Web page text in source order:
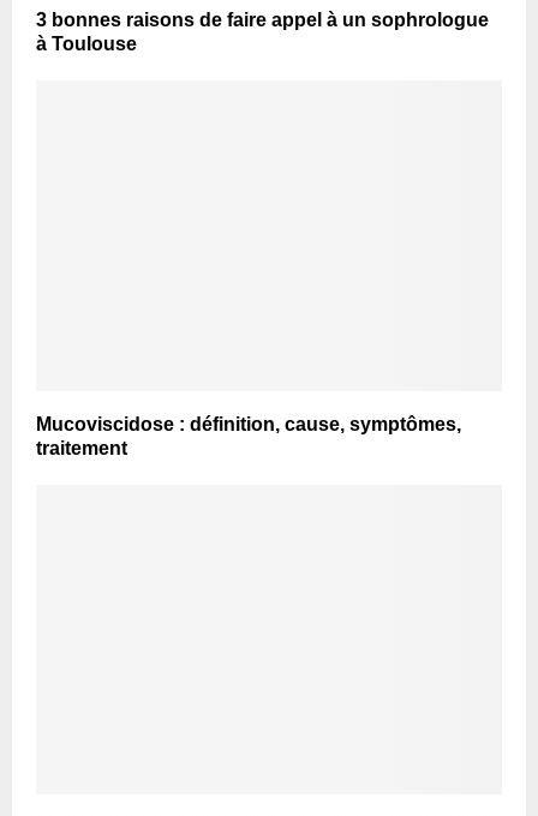
3 bonnes raisons de faire appel à un sophrologue
à Toulouse
Mucoviscidose : définition, cause, symptômes,
traitement